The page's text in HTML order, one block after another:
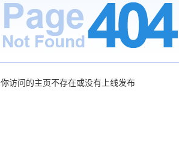
你访问的主页不存在或没有上线发布